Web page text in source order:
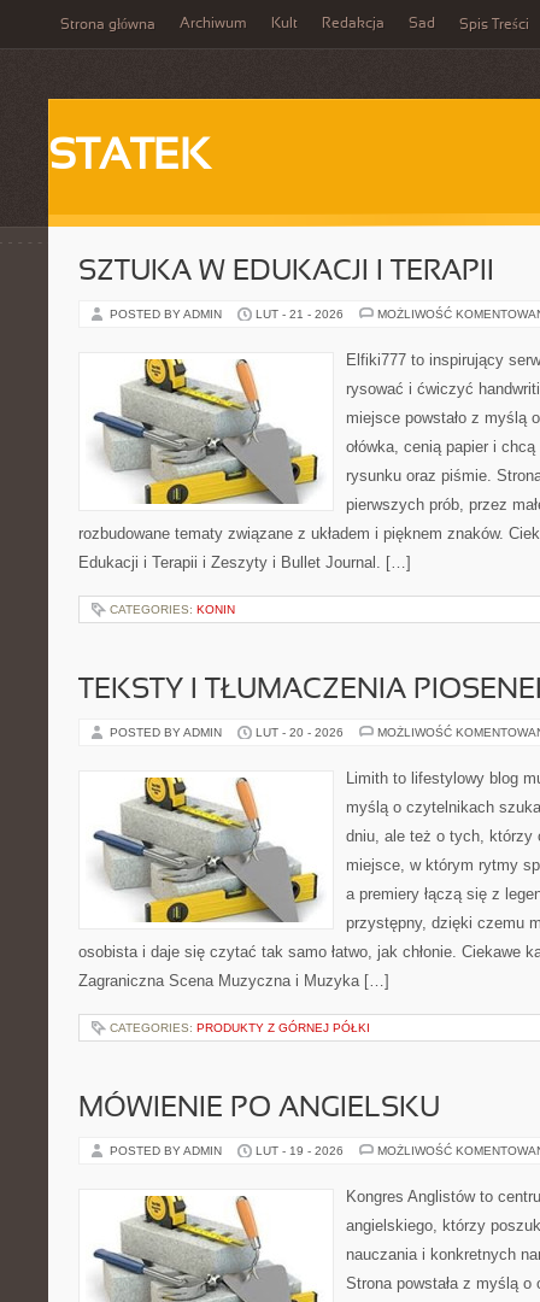
Strona główna Archiwum Kult Redakcja Sad Spis Treści
STATEK
SZTUKA W EDUKACJI I TERAPII
POSTED BY ADMIN LUT - 21 - 2026 MOŻLIWOŚĆ
Elfiki777 to inspirujący
rysować i ćwiczyć
miejsce powstało z myślą
ołówka, cenią papier i
rysunku oraz piśmie.
pierwszych prób, przez
rozbudowane tematy związane z układem i pięknem znaków.
Edukacji i Terapii i Zeszyty i Bullet Journal. […]
CATEGORIES: KONIN
TEKSTY I TŁUMACZENIA
POSTED BY ADMIN LUT - 20 - 2026 MOŻLIWOŚĆ
Limith to lifestylowy blog
myślą o czytelnikach
dniu, ale też o tych, którzy
miejsce, w którym rytmy
a premiery łączą się z
przystępny, dzięki czemu
osobista i daje się czytać tak samo łatwo, jak chłonie. Ciekawe
Zagraniczna Scena Muzyczna i Muzyka […]
CATEGORIES: PRODUKTY Z GÓRNEJ PÓŁKI
MÓWIENIE PO ANGIELSKU
POSTED BY ADMIN LUT - 19 - 2026 MOŻLIWOŚĆ
Kongres Anglistów to
angielskiego, którzy
nauczania i konkretnych
Strona powstała z myślą o